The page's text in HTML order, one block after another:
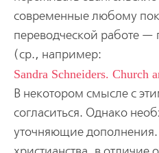
современные любому
переводческой работе —
(ср., например:
Sandra Schneiders.
В некотором смысле с
согласиться. Однако
уточняющие